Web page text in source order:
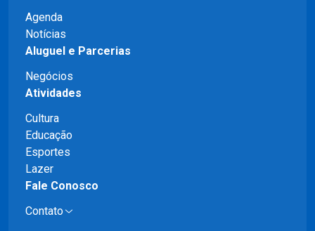
Agenda
Notícias
Aluguel e Parcerias
Negócios
Atividades
Cultura
Educação
Esportes
Lazer
Fale Conosco
Contato